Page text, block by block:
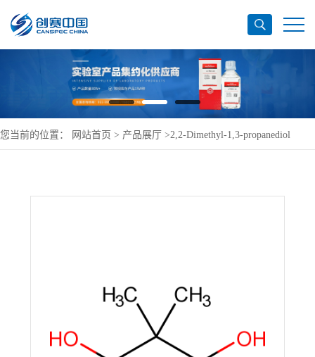
您当前的位置： 网站首页 > 产品展厅 >2,2-Dimethyl-1,3-propanediol